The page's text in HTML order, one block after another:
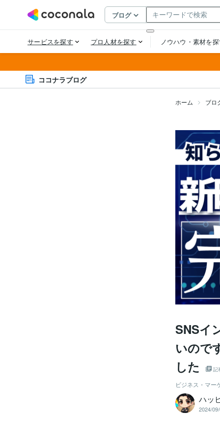
ココナラブログ
ホーム ブロ
SNSイ
いので
した
記
ビジネス・マー
ハッ
2024/